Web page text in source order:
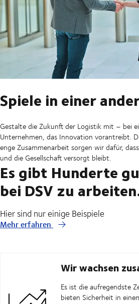
Spiele in einer
Gestalte die Zukunft der Logistik mit – bei
Unternehmen, das Innovation vorantreibt.
enge Zusammenarbeit sorgen wir dafür,
und die Gesellschaft versorgt bleibt.
Es gibt Hunderte
bei DSV zu
Hier sind nur einige Beispiele
Mehr erfahren
Wir wachsen
Es ist die aufregendste
bieten Sicherheit in